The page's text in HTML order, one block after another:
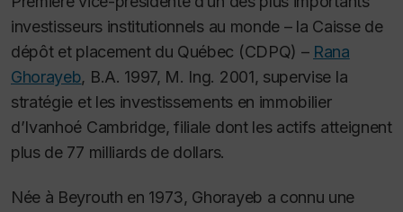
investisseurs institutionnels au monde – la Caisse de
dépôt et placement du Québec (CDPQ) – Rana
Ghorayeb, B.A. 1997, M. Ing. 2001, supervise la
stratégie et les investissements en immobilier
d’Ivanhoé Cambridge, filiale dont les actifs atteignent
plus de 77 milliards de dollars.
Née à Beyrouth en 1973, Ghorayeb a connu une